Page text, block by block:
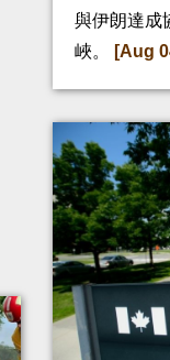
與伊朗達成
峽。
[Aug